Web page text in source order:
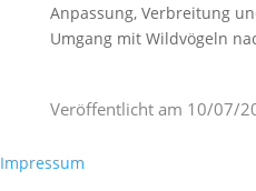
Anpassung, Verbreitung
Umgang mit Wildvögeln
Veröffentlicht am 10/07/
Impressum